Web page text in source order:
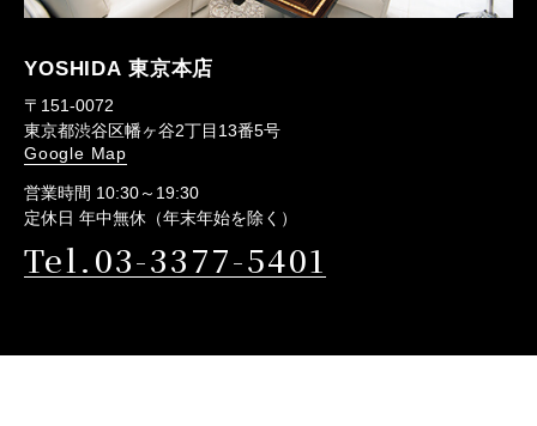
YOSHIDA 東京本店
〒151-0072
東京都渋谷区幡ヶ谷2丁目13番5号
Google Map
営業時間 10:30～19:30
定休日 年中無休（年末年始を除く）
Tel.03-3377-5401